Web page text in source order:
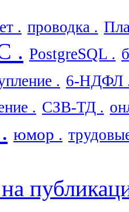
. проводка .
. PostgreSQL .
. 6-НДФЛ
. СЗВ-ТД .
юмор .